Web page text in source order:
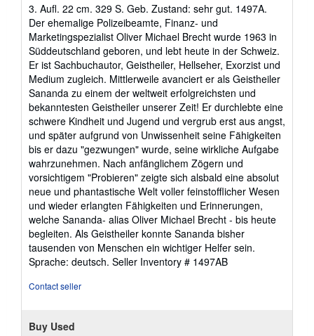
5
out
of
5
stars
3. Aufl. 22 cm. 329 S. Geb. Zustand: sehr gut. 1497A.
Der ehemalige Polizeibeamte, Finanz- und
Marketingspezialist Oliver Michael Brecht wurde 1963 in
Süddeutschland geboren, und lebt heute in der Schweiz.
Er ist Sachbuchautor, Geistheiler, Hellseher, Exorzist und
Medium zugleich. Mittlerweile avanciert er als Geistheiler
Sananda zu einem der weltweit erfolgreichsten und
bekanntesten Geistheiler unserer Zeit! Er durchlebte eine
schwere Kindheit und Jugend und vergrub erst aus angst,
und später aufgrund von Unwissenheit seine Fähigkeiten
bis er dazu "gezwungen" wurde, seine wirkliche Aufgabe
wahrzunehmen. Nach anfänglichem Zögern und
vorsichtigem "Probieren" zeigte sich alsbald eine absolut
neue und phantastische Welt voller feinstofflicher Wesen
und wieder erlangten Fähigkeiten und Erinnerungen,
welche Sananda- alias Oliver Michael Brecht - bis heute
begleiten. Als Geistheiler konnte Sananda bisher
tausenden von Menschen ein wichtiger Helfer sein.
Sprache: deutsch. Seller Inventory # 1497AB
Contact seller
Buy Used